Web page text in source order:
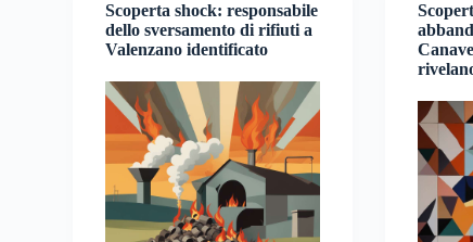
Scoperta shock: responsabile
dello sversamento di rifiuti a
Valenzano identificato